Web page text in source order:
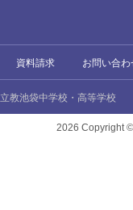
資料請求 お問い合わ
立教池袋中学校・高等学校
2026 Copyright ©